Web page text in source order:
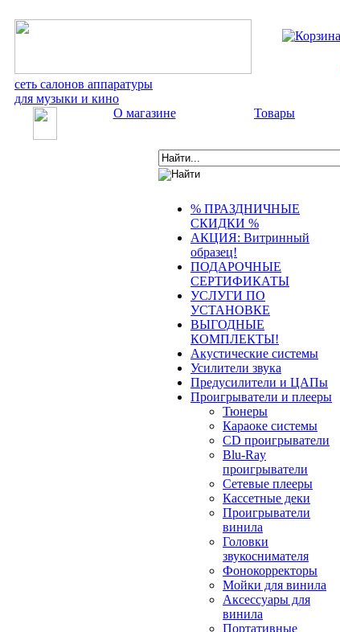
сеть салонов аппаратуры
для музыки и кино
О магазине Товары
% ПРАЗДНИЧНЫЕ
СКИДКИ %
АКЦИЯ: Витринный
образец!
ПОДАРОЧНЫЕ
СЕРТИФИКАТЫ
УСЛУГИ ПО
УСТАНОВКЕ
ВЫГОДНЫЕ
КОМПЛЕКТЫ!
Акустические системы
Усилители звука
Предусилители и ЦАПы
Проигрыватели и плееры
Тюнеры
Караоке системы
CD проигрыватели
Blu-Ray
проигрыватели
Сетевые плееры
Кассетные деки
Проигрыватели
винила
Головки
звукоснимателя
Фонокорректоры
Мойки для винила
Аксессуары для
винила
Портативные